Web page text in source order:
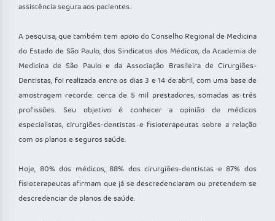
assistência segura aos pacientes.
A pesquisa, que também tem apoio do Conselho Regional de Medicina
do Estado de São Paulo, dos Sindicatos dos Médicos, da Academia de
Medicina de São Paulo e da Associação Brasileira de Cirurgiões-
Dentistas, foi realizada entre os dias 3 e 14 de abril, com uma base de
amostragem recorde: cerca de 5 mil prestadores, somadas as três
profissões. Seu objetivo é conhecer a opinião de médicos
especialistas, cirurgiões-dentistas e fisioterapeutas sobre a relação
com os planos e seguros saúde.
Hoje, 80% dos médicos, 88% dos cirurgiões-dentistas e 87% dos
fisioterapeutas afirmam que já se descredenciaram ou pretendem se
descredenciar de planos de saúde.